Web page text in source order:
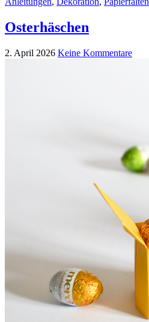
Osterhäschen
2. April 2026 Keine Kommentare